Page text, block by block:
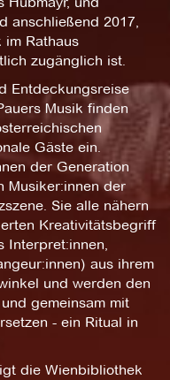
anschließend 2017,
Rathaus
zugänglich ist.
Entdeckungsreise
Musik finden
Gäste ein.
der Generation
Musiker:innen der
Sie alle nähern
Kreativitätsbegriff
Interpret:innen,
aus ihrem
und werden den
gemeinsam mit
- ein Ritual in
die Wienbibliothek